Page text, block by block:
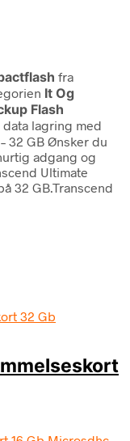
fra
It Og
Flash
lagring med
32 GB Ønsker du
adgang og
Ultimate
32 GB.Transcend